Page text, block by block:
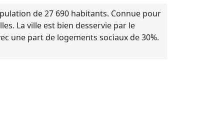
de 27 690 habitants. Connue pour
La ville est bien desservie par le
une part de logements sociaux de 30%.